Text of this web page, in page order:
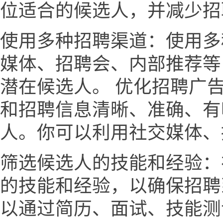
位适合的候选人，并减少
使用多种招聘渠道：使用
媒体、招聘会、内部推荐
潜在候选人。 优化招聘广
和招聘信息清晰、准确、
人。你可以利用社交媒体
筛选候选人的技能和经验
的技能和经验，以确保招
以通过简历、面试、技能